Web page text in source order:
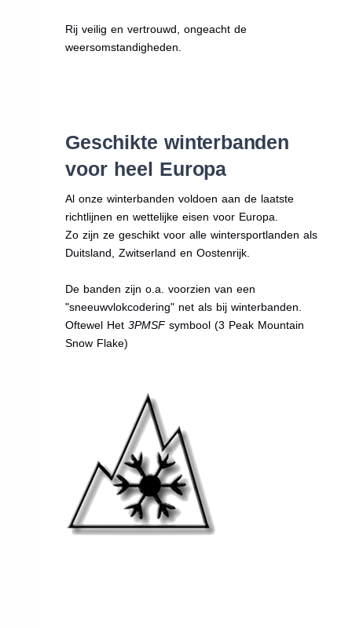
Rij veilig en vertrouwd, ongeacht de
weersomstandigheden.
Geschikte winterbanden
voor heel Europa
Al onze winterbanden voldoen aan de laatste
richtlijnen en wettelijke eisen voor Europa.
Zo zijn ze geschikt voor alle wintersportlanden als
Duitsland, Zwitserland en Oostenrijk.
De banden zijn o.a. voorzien van een
"sneeuwvlokcodering" net als bij winterbanden.
Oftewel Het3PMSFsymbool (3 Peak Mountain
Snow Flake)